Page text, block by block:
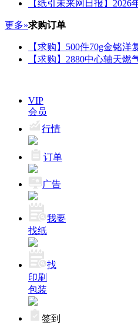
【纸引未来网日报】
更多»求购订单
【求购】500件70g金铭
【求购】2880中心轴天燃
VIP
会员
行情
订单
广告
我要
找纸
找
印刷
包装
签到